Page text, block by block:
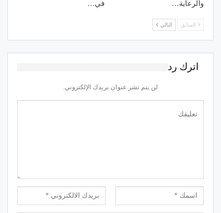
والرعاية…
في…
السابق التالي
اترك رد
لن يتم نشر عنوان بريدك الإلكتروني.